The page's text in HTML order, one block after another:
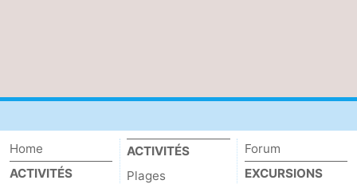
Nature
-
Home
ACTIVITÉS
ACTIVITÉS
Plages
Forum
EXCURSIONS